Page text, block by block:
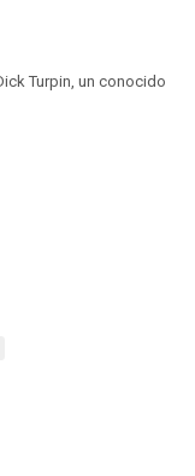
Turpin, un conocido